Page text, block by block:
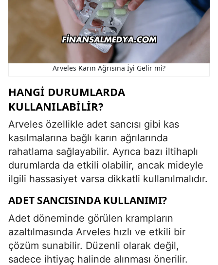
Arveles Karın Ağrısına İyi Gelir mi?
HANGI DURUMLARDA
KULLANILABILIR?
Arveles özellikle adet sancısı gibi kas
kasılmalarına bağlı karın ağrılarında
rahatlama sağlayabilir. Ayrıca bazı iltihaplı
durumlarda da etkili olabilir, ancak mideyle
ilgili hassasiyet varsa dikkatli kullanılmalıdır.
ADET SANCISINDA KULLANIMI?
Adet döneminde görülen krampların
azaltılmasında Arveles hızlı ve etkili bir
çözüm sunabilir. Düzenli olarak değil,
sadece ihtiyaç halinde alınması önerilir.